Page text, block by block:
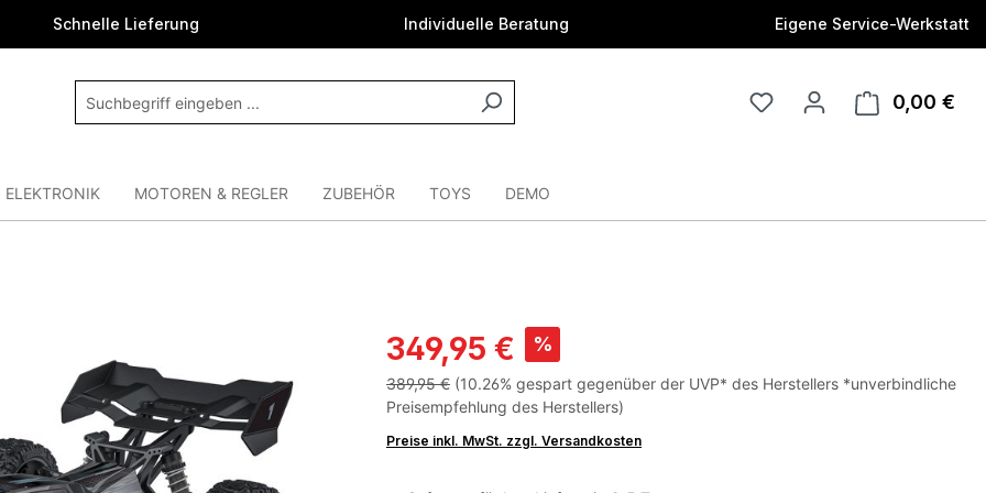
Schnelle Lieferung Individuelle Beratung Eigene Service-Werkstatt
0,00 €
ELEKTRONIK MOTOREN & REGLER ZUBEHÖR TOYS DEMO
349,95 € %
389,95 € (10.26% gespart gegenüber der UVP* des Herstellers *unverbindliche
Preisempfehlung des Herstellers)
Preise inkl. MwSt. zzgl. Versandkosten